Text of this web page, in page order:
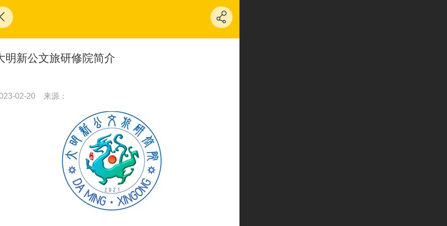
明新公文旅研修院简介
02-20 来源：